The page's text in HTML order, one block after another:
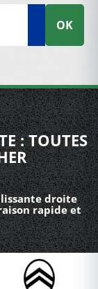
OK
: TOUTES
droite
rapide et